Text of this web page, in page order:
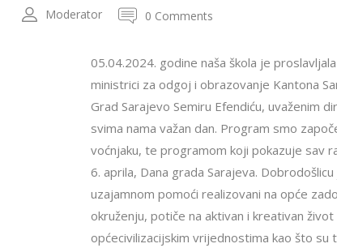
Moderator 0 Comments
05.04.2024. godine naša škola je
ministrici za odgoj i obrazovanje Kantona
Grad Sarajevo Semiru Efendiću, uvaženim
svima nama važan dan. Program smo
voćnjaku, te programom koji pokazuje sav
6. aprila, Dana grada Sarajeva.
uzajamnom pomoći realizovani na opće
okruženju, potiče na aktivan i kreativan
općecivilizacijskim vrijednostima kao što